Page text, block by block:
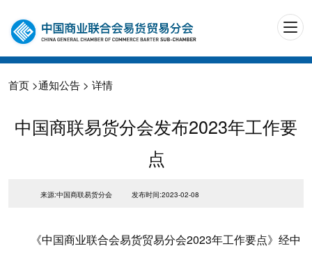
首页 >通知公告 > 详情
中国商联易货分会发布2023年工作要
点
来源:中国商联易货分会 发布时间:2023-02-08
《中国商业联合会易货贸易分会2023年工作要点》经中